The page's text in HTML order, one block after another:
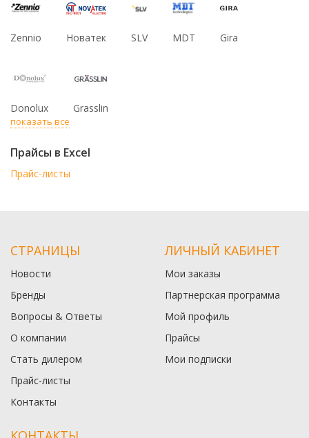
Zennio Новатек SLV MDT Gira
Donolux Grasslin
показать все
Прайсы в Excel
Прайс-листы
СТРАНИЦЫ
Новости
Бренды
Вопросы & Ответы
О компании
Стать дилером
Прайс-листы
Контакты
ЛИЧНЫЙ КАБИНЕТ
Мои заказы
Партнерская программа
Мой профиль
Прайсы
Мои подписки